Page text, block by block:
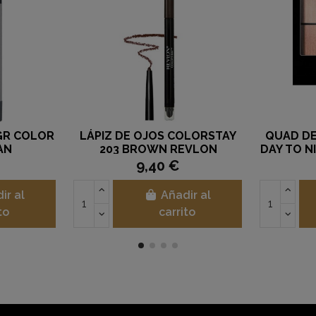
CORRECTOR COLORSTAY
COVERAGE 040 MEDIUM
Añadir al
carrito
CREAM LINER COLOR
KRYOLAN
Añadir al
carrito